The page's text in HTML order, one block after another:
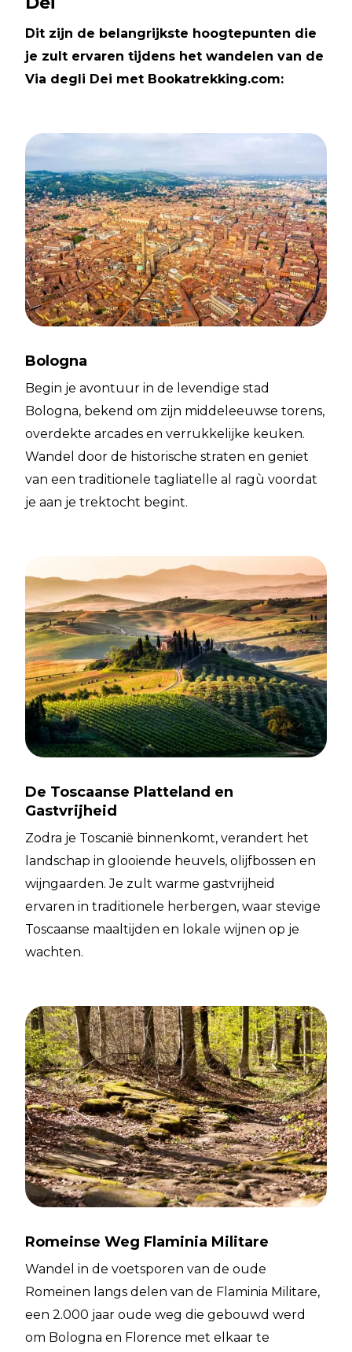
Dit zijn de belangrijkste hoogtepunten die
je zult ervaren tijdens het wandelen van de
Via degli Dei met Bookatrekking.com:
Bologna
Begin je avontuur in de levendige stad
Bologna, bekend om zijn middeleeuwse torens,
overdekte arcades en verrukkelijke keuken.
Wandel door de historische straten en geniet
van een traditionele tagliatelle al ragù voordat
je aan je trektocht begint.
De Toscaanse Platteland en
Gastvrijheid
Zodra je Toscanië binnenkomt, verandert het
landschap in glooiende heuvels, olijfbossen en
wijngaarden. Je zult warme gastvrijheid
ervaren in traditionele herbergen, waar stevige
Toscaanse maaltijden en lokale wijnen op je
wachten.
Romeinse Weg Flaminia Militare
Wandel in de voetsporen van de oude
Romeinen langs delen van de Flaminia Militare,
een 2.000 jaar oude weg die gebouwd werd
om Bologna en Florence met elkaar te